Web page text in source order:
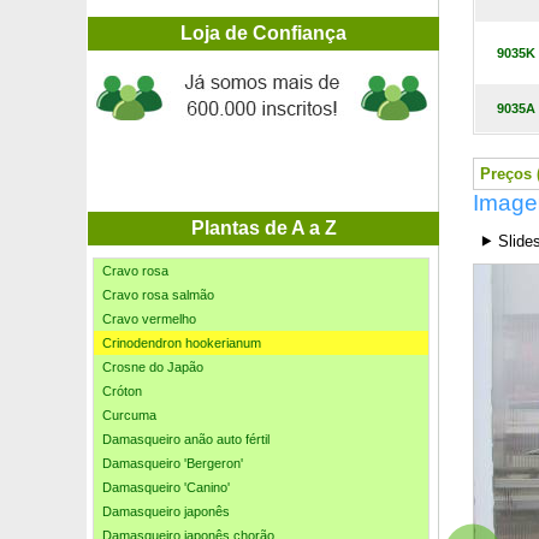
Loja de Confiança
Plantas de A a Z
Corokie cotoneaster
Coronilla emerus
Coronilla valentina glauca, Pascoinha
Cotoneaster dammeri
Crassula ovata Minor
Cravo branco
Cravo rosa
Cravo rosa salmão
Cravo vermelho
Crinodendron hookerianum
Crosne do Japão
Cróton
Curcuma
Damasqueiro anão auto fértil
Damasqueiro 'Bergeron'
Damasqueiro 'Canino'
Damasqueiro japonês
Damasqueiro japonês chorão
9035K
9035A
Preços
⯈